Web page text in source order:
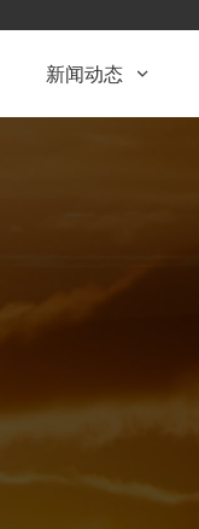
新闻动态 